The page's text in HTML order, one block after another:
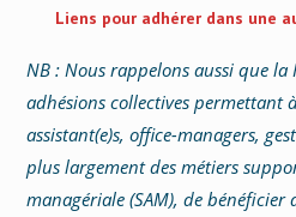
Liens pour adhérer dans une
NB : Nous rappelons aussi que la
adhésions collectives permettant
assistant(e)s, office-managers,
plus largement des métiers
managériale (SAM), de bénéficier